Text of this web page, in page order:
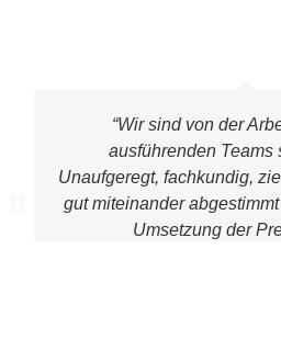
“Wir sind von der
ausführenden Teams
Unaufgeregt, fachkundig,
gut miteinander
Umsetzung der